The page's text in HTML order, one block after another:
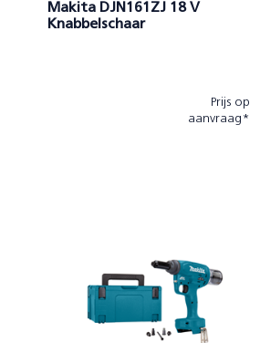
Makita DJN161ZJ 18 V
Knabbelschaar
Prijs op
aanvraag*